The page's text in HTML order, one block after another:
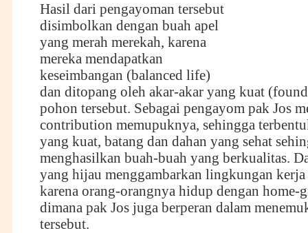
Hasil dari pengayoman tersebut
disimbolkan dengan buah apel
yang merah merekah, karena
mereka mendapatkan
keseimbangan (balanced life)
dan ditopang oleh akar-akar yang kuat
pohon tersebut. Sebagai pengayom pak Jos
contribution memupuknya, sehingga
yang kuat, batang dan dahan yang sehat
menghasilkan buah-buah yang berkualitas.
yang hijau menggambarkan lingkungan
karena orang-orangnya hidup dengan home-
dimana pak Jos juga berperan dalam
tersebut.